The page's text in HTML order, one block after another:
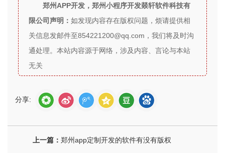
郑州APP开发，郑州小程序开发燚轩软件科技有
限公司声明： 如发现内容存在版权问题，烦请提供相
关信息发邮件至854221200@qq.com，我们将及时沟
通处理。本站内容源于网络，涉及内容、言论与本站
无关
分享:
上一篇： 郑州app定制开发的软件有没有版权